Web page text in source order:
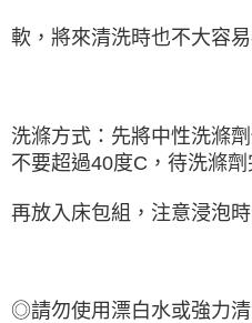
軟，將來清洗時也不大容易
洗滌方式：先將中性洗滌
不要超過40度C，待洗滌
再放入床包組，注意浸泡
◎請勿使用漂白水或強力清